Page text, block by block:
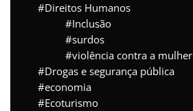
Direitos Humanos
Inclusão
surdos
violência contra a mulher
Drogas e segurança pública
economia
Ecoturismo